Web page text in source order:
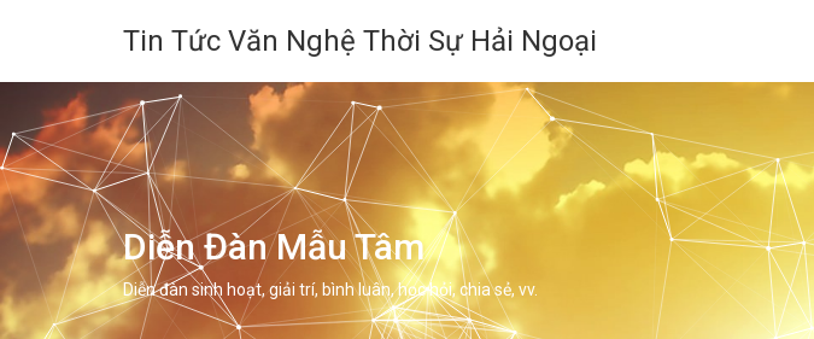
Tin Tức Văn Nghệ Thời Sự Hải Ngoại
Diễn Đàn Mẫu Tâm
Diễn đàn sinh hoạt, giải trí, bình luân, học hỏi, chia sẻ, vv.